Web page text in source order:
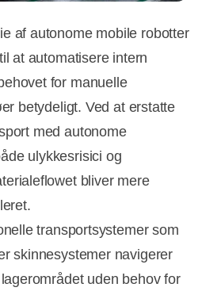
af autonome mobile robotter
at automatisere intern
for manuelle
betydeligt. Ved at erstatte
med autonome
ulykkesrisici og
bliver mere
transportsystemer som
skinnesystemer navigerer
uden behov for